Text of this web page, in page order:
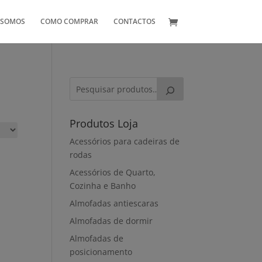
COMO COMPRAR CONTACTOS
Produtos Loja
Acessórios para cadeiras de
rodas
Acessórios de Quarto,
Cozinha e Banho
Almofadas antiescaras
Almofadas de dormir
Almofadas de
posicionamento